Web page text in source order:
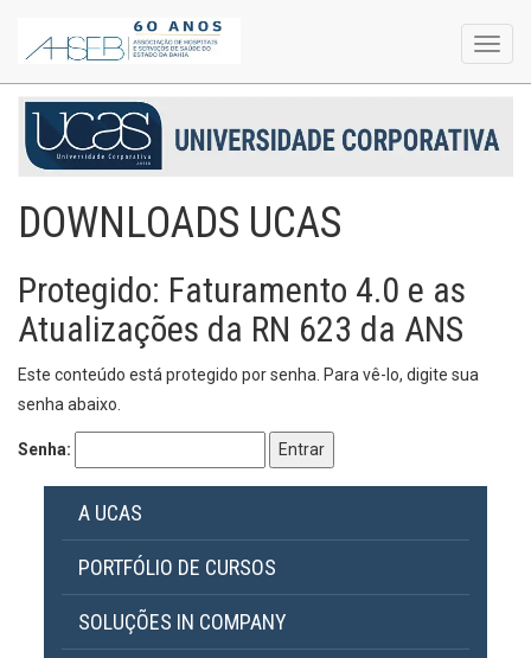
DOWNLOADS UCAS
Protegido: Faturamento 4.0 e as
Atualizações da RN 623 da ANS
Este conteúdo está protegido por senha. Para vê-lo, digite sua
senha abaixo.
Senha:
A UCAS
PORTFÓLIO DE CURSOS
SOLUÇÕES IN COMPANY